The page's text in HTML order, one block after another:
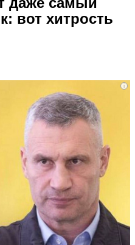
вот хитрость
i